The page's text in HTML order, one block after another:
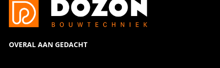
OVERAL AAN GEDACHT